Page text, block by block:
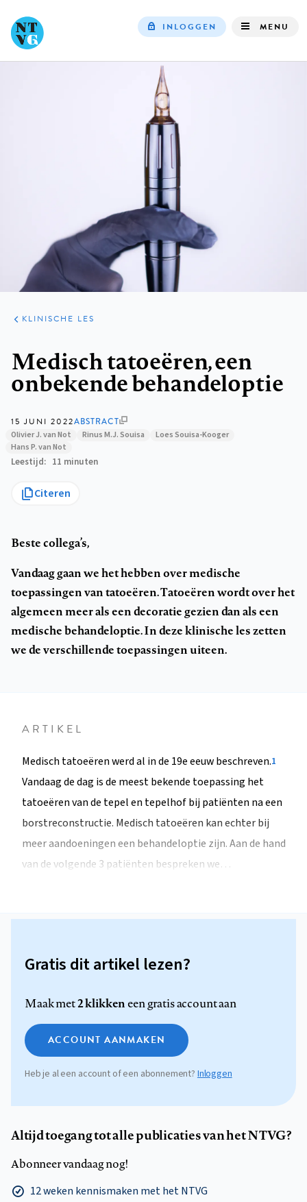
INLOGGEN MENU
ARTIKELEN
PRAKTIJK
KLINISCHE LES
Medisch tatoeëren, een
onbekende behandeloptie
15 JUNI 2022ABSTRACT
Olivier J. van Not Rinus M.J. Souisa
Loes Souisa-Kooger
Hans P. van Not
Leestijd 11 minuten
Citeren
Beste collega’s,
Vandaag gaan we het hebben over medische
toepassingen van tatoeëren. Tatoeëren wordt over het
algemeen meer als een decoratie gezien dan als een
medische behandeloptie. In deze klinische les zetten
we de verschillende toepassingen uiteen.
ARTIKEL
Medisch tatoeëren werd al in de 19e eeuw beschreven.1
Vandaag de dag is de meest bekende toepassing het
tatoeëren van de tepel en tepelhof bij patiënten na een
borstreconstructie. Medisch tatoeëren kan echter bij
meer aandoeningen een behandeloptie zijn. Aan de hand
van de volgende 3 patiënten bespreken we…
Gratis dit artikel lezen?
Maak met2 klikkeneen gratis account aan
ACCOUNT AANMAKEN
Heb je al een account of een abonnement? Inloggen
Altijd toegang tot alle publicaties van het NTVG?
Abonneer vandaag nog!
12 weken kennismaken met het NTVG